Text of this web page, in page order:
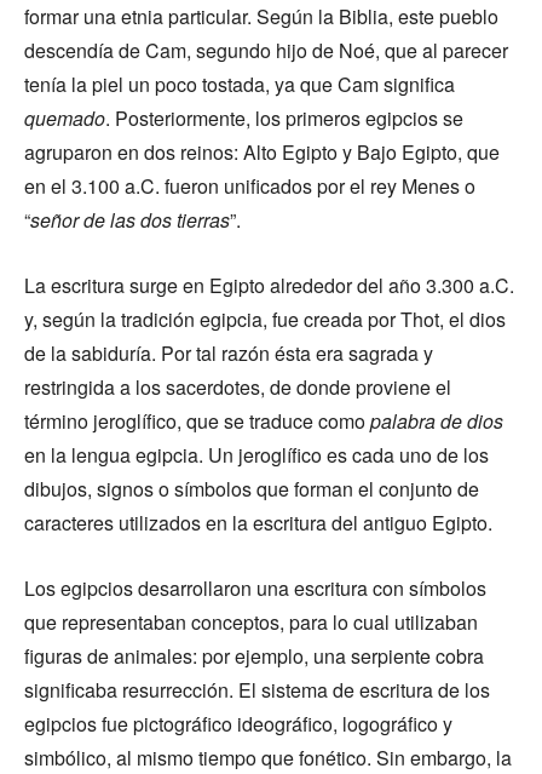
formar una etnia particular. Según la Biblia, este pueblo
descendía de Cam, segundo hijo de Noé, que al parecer
tenía la piel un poco tostada, ya que Cam significa
quemado. Posteriormente, los primeros egipcios se
agruparon en dos reinos: Alto Egipto y Bajo Egipto, que
en el 3.100 a.C. fueron unificados por el rey Menes o
“señor de las dos tierras”.
La escritura surge en Egipto alrededor del año 3.300 a.C.
y, según la tradición egipcia, fue creada por Thot, el dios
de la sabiduría. Por tal razón ésta era sagrada y
restringida a los sacerdotes, de donde proviene el
término jeroglífico, que se traduce comopalabra de dios
en la lengua egipcia. Un jeroglífico es cada uno de los
dibujos, signos o símbolos que forman el conjunto de
caracteres utilizados en la escritura del antiguo Egipto.
Los egipcios desarrollaron una escritura con símbolos
que representaban conceptos, para lo cual utilizaban
figuras de animales: por ejemplo, una serpiente cobra
significaba resurrección. El sistema de escritura de los
egipcios fue pictográfico ideográfico, logográfico y
simbólico, al mismo tiempo que fonético. Sin embargo, la